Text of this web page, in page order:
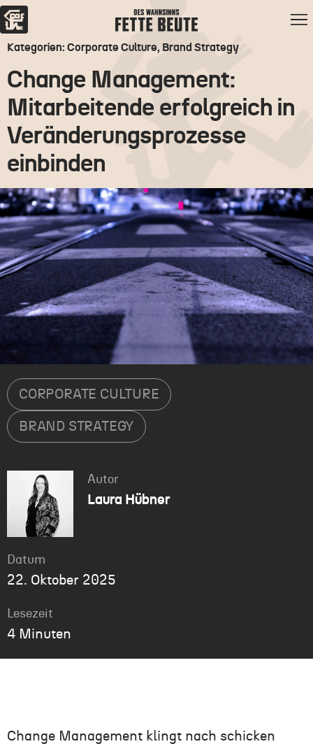
Kategorien: Corporate Culture, Brand Strategy
Change Management:
Mitarbeitende erfolgreich in
Veränderungsprozesse
einbinden
CORPORATE CULTURE
BRAND STRATEGY
Autor
Laura Hübner
Datum
22. Oktober 2025
Lesezeit
4 Minuten
Change Management klingt nach schicken